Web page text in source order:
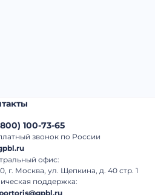
-
Астраханская Область
800) 100-73-65
звонок по России
офис:
г. Москва, ул. Щепкина, д. 40 стр. 1
поддержка: